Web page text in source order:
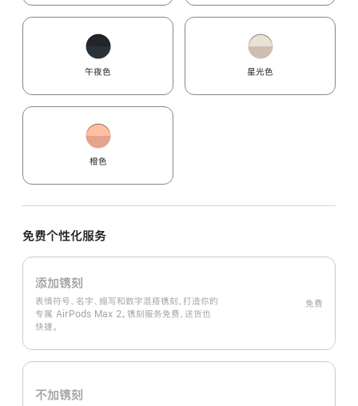
午夜色 星光色
橙色
免费个性化服务
添加镌刻
表情符号、名字、缩写和数字混搭镌刻，打造你的
专属 AirPods Max 2。镌刻服务免费，送货也
快捷。
免费
不加镌刻